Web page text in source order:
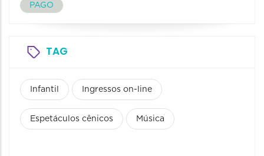
PAGO
TAG
Infantil Ingressos on-line
Espetáculos cênicos Música